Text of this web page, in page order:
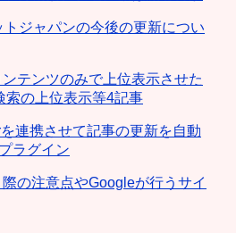
ジャパンの今後の更新につい
テンツのみで上位表示させた
索の上位表示等4記事
連携させて記事の更新を自動
ラグイン
の注意点やGoogleが行うサイ